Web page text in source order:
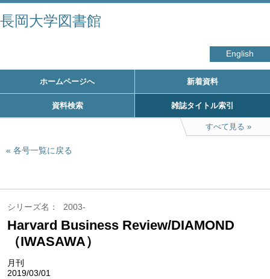
長岡大学図書館
English
ホームページへ 新着資料
資料検索 雑誌タイトル索引
すべて見る
各号一覧に戻る
シリーズ名 2003-
Harvard Business Review/DIAMOND
（IWASAWA）
月刊
2019/03/01